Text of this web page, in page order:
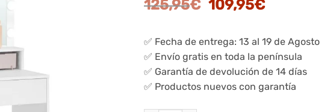
125,95€ El
era:
125,95€.
109,95€El
es:
109,95€.
✅ Fecha de entrega: 13 al 19 de Agosto
✅ Envío gratis en toda la península
✅ Garantía de devolución de 14 días
✅ Productos nuevos con garantía